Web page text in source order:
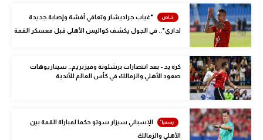
كرة سلة
كرة يد
الوطن العربي
في المونديال
رياضة نسائية
"غياب جراديشار وتعافي أفشة وإصابة جديدة
لداري".. في الجول يكشف كواليس الأهلي قبل معسكر القمة
كرة يد - بعد انتصارات برشلونة وفيزبريم.. سيناريوهات
صعود الأهلي والزمالك في كأس العالم للأندية
الإسباني سيزار سوتو حكما لمباراة القمة بين
الأهلي والزمالك